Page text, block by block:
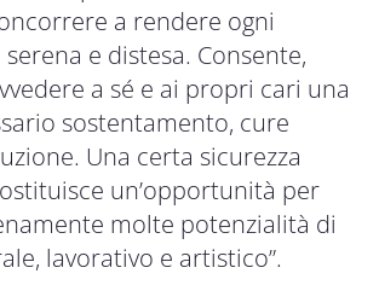
a rendere ogni
e distesa. Consente,
a sé e ai propri cari una
sostentamento, cure
Una certa sicurezza
un’opportunità per
molte potenzialità di
lavorativo e artistico”.